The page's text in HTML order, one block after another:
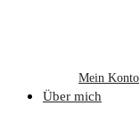
Mein Konto
Über mich